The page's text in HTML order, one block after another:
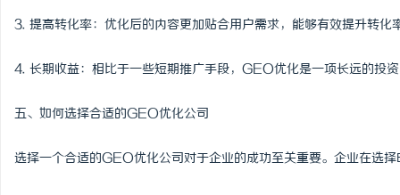
3. 提高转化率：优化后的内容更加贴合用户需求，能够有效提升转化
4. 长期收益：相比于一些短期推广手段，GEO优化是一项长远的投
五、如何选择合适的GEO优化公司
选择一个合适的GEO优化公司对于企业的成功至关重要。企业在选